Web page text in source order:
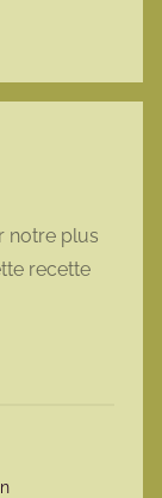
notre plus
recette